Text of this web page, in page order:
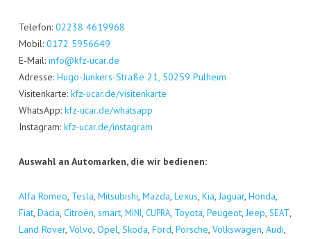
Tele­fon: 02238 4619968
Mobil: 0172 5956649
E‑Mail: info@kfz-ucar.de
Adres­se: Hugo-Jun­kers-Stra­ße 21, 50259 Pul­heim
Visi­ten­kar­te: kfz-ucar.de/visitenkarte
Whats­App: kfz-ucar.de/whatsapp
Insta­gram: kfz-ucar.de/instagram
Aus­wahl an Auto­mar­ken, die wir bedienen:
Alfa Romeo, Tes­la, Mitsu­bi­shi, Maz­da, Lexus, Kia, Jagu­ar, Hon­da,
Fiat, Dacia, Citro­ën, smart, MINI, CUPRA, Toyo­ta, Peu­geot, Jeep, SEAT,
Land Rover, Vol­vo, Opel, Sko­da, Ford, Por­sche, Volks­wa­gen, Audi,